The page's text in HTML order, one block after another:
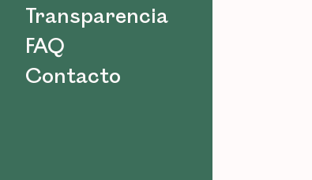
Transparencia
FAQ
Contacto